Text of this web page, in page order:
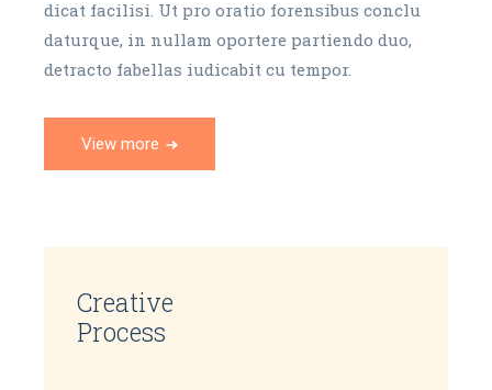
dicat facilisi. Ut pro oratio forensibus conclu
daturque, in nullam oportere partiendo duo,
detracto fabellas iudicabit cu tempor.
View more
Creative
Process